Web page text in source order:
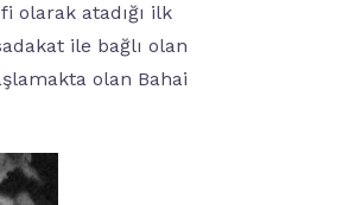
olarak atadığı ilk
ile bağlı olan
olan Bahai